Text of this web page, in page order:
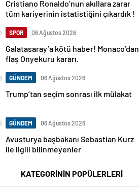
Cristiano Ronaldo’nun akıllara zarar
tüm kariyerinin istatistiğini çıkardık !
SPOR 06 Ağustos 2026
Galatasaray’a kötü haber! Monaco’dan
flaş Onyekuru kararı.
GÜNDEM 06 Ağustos 2026
Trump’tan seçim sonrası ilk mülakat
GÜNDEM 06 Ağustos 2026
Avusturya başbakanı Sebastian Kurz
ile ilgili bilinmeyenler
KATEGORİNİN POPÜLERLERİ